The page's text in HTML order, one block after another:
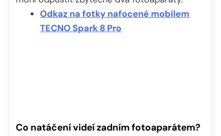
Odkaz na fotky nafocené mobilem
TECNO Spark 8 Pro
Co natáčení videí zadním fotoaparátem?